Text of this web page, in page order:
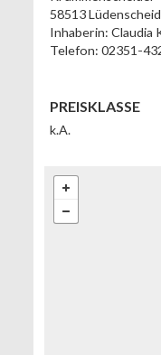
58513Lüdenscheid
Inhaberin: Claudia
Telefon: 02351-
PREISKLASSE
k.A.